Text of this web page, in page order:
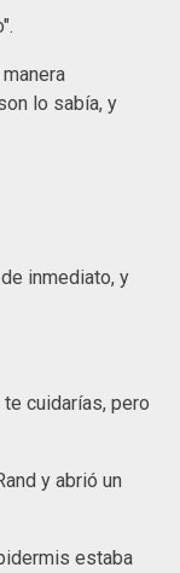
lo sabía, y
inmediato, y
cuidarías, pero
y abrió un
estaba